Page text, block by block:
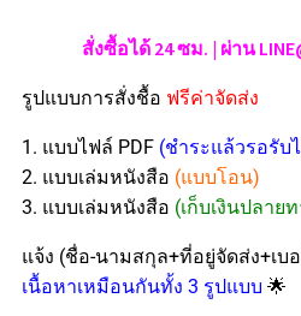
สั่งซื้อได้ 24 ซม. | ผ่าน
รูปแบบการสั่งชื้อ ฟรีค่าจัดส่ง
1. แบบไฟล์ PDF (ชำระแล้วรอรับ
2. แบบเล่มหนังสือ (แบบโอน)
3. แบบเล่มหนังสือ (เก็บเงินปลาย
แจ้ง (ชื่อ-นามสกุล+ที่อยู่จัดส่ง+เบ
เนื้อหาเหมือนกันทั้ง 3 รูปแบบ 🌟